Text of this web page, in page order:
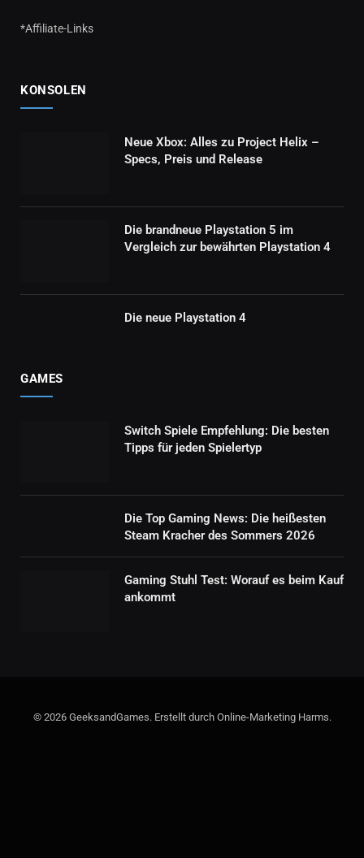
*Affiliate-Links
KONSOLEN
Neue Xbox: Alles zu Project Helix –
Specs, Preis und Release
Die brandneue Playstation 5 im
Vergleich zur bewährten Playstation 4
Die neue Playstation 4
GAMES
Switch Spiele Empfehlung: Die besten
Tipps für jeden Spielertyp
Die Top Gaming News: Die heißesten
Steam Kracher des Sommers 2026
Gaming Stuhl Test: Worauf es beim Kauf
ankommt
© 2026 GeeksandGames. Erstellt durch Online-Marketing Harms.